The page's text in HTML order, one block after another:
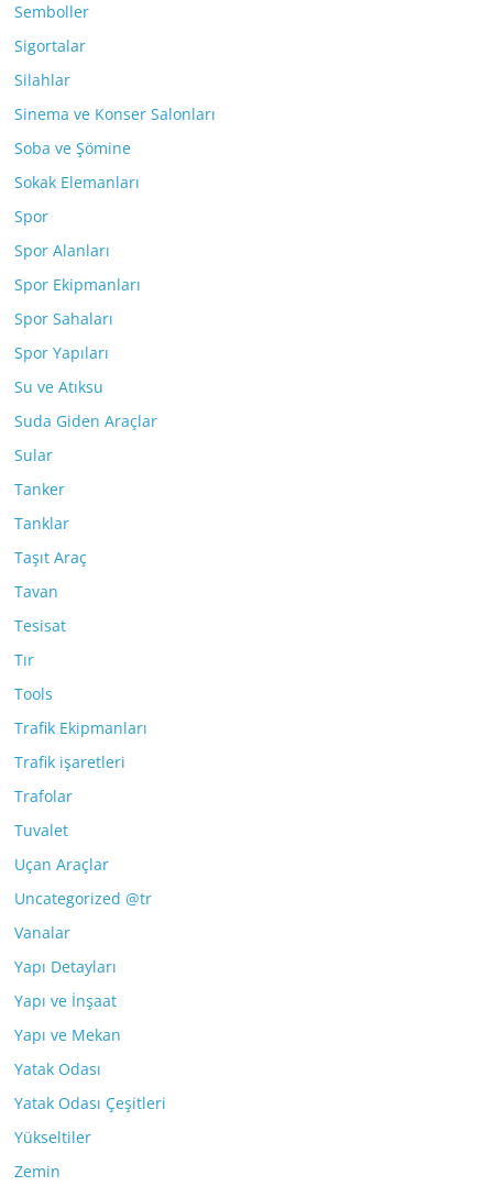
Semboller
Sigortalar
Silahlar
Sinema ve Konser Salonları
Soba ve Şömine
Sokak Elemanları
Spor
Spor Alanları
Spor Ekipmanları
Spor Sahaları
Spor Yapıları
Su ve Atıksu
Suda Giden Araçlar
Sular
Tanker
Tanklar
Taşıt Araç
Tavan
Tesisat
Tır
Tools
Trafik Ekipmanları
Trafik işaretleri
Trafolar
Tuvalet
Uçan Araçlar
Uncategorized @tr
Vanalar
Yapı Detayları
Yapı ve İnşaat
Yapı ve Mekan
Yatak Odası
Yatak Odası Çeşitleri
Yükseltiler
Zemin